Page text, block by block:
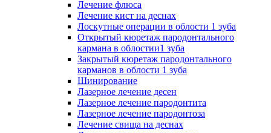
Лечение флюса
Лечение кист на деснах
Лоскутные операции в облости 1 зуба
Открытый кюретаж пародонтального
кармана в облостии1 зуба
Закрытый кюретаж пародонтального
карманов в облости 1 зуба
Шинирование
Лазерное лечение десен
Лазерное лечение пародонтита
Лазерное лечение пародонтоза
Лечение свища на деснах